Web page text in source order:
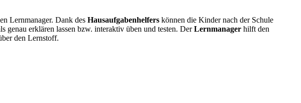
Lernmanager. Dank des Hausaufgabenhelfers können die Kinder nach der Schule
genau erklären lassen bzw. interaktiv üben und testen. DerLernmanager hilft den
den Lernstoff.